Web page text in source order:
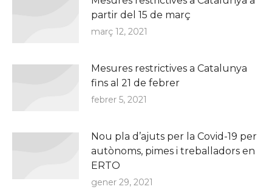
partir del 15 de març
març 12, 2021
Mesures restrictives a Catalunya
fins al 21 de febrer
febrer 5, 2021
Nou pla d’ajuts per la Covid-19 per
autònoms, pimes i treballadors en
ERTO
gener 29, 2021